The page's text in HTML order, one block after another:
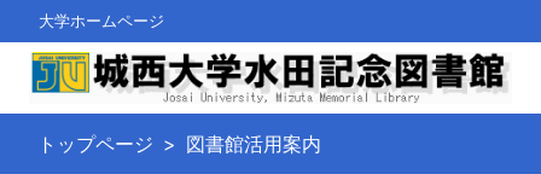
大学ホームページ
トップページ 図書館活用案内